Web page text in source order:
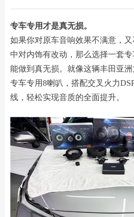
专车专用才是真无损。
如果你对原车音响效果不满意，
中对内饰有改动，那么选择一套
能做到真无损。就像这辆丰田亚
专车专用8喇叭，搭配交叉火力
线，轻松实现音质的全面提升。